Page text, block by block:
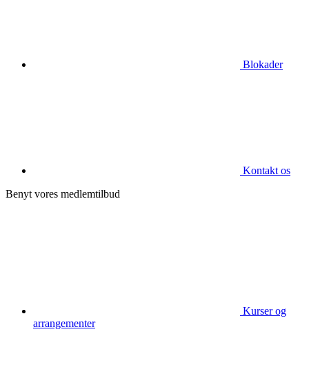
Blokader
Kontakt os
Benyt vores medlemtilbud
Kurser og
arrangementer